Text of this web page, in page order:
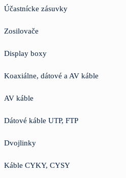
Účastnícke zásuvky
Zosilovače
Display boxy
Koaxiálne, dátové a AV káble
AV káble
Dátové káble UTP, FTP
Dvojlinky
Káble CYKY, CYSY